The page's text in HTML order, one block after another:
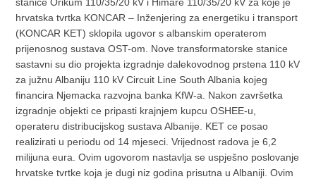
hrvatska tvrtka KONCAR – Inženjering za energetiku i transport
(KONCAR KET) sklopila ugovor s albanskim operaterom
prijenosnog sustava OST-om. Nove transformatorske stanice
sastavni su dio projekta izgradnje dalekovodnog prstena 110 kV
za južnu Albaniju 110 kV Circuit Line South Albania kojeg
financira Njemacka razvojna banka KfW-a. Nakon završetka
izgradnje objekti ce pripasti krajnjem kupcu OSHEE-u,
operateru distribucijskog sustava Albanije. KET ce posao
realizirati u periodu od 14 mjeseci. Vrijednost radova je 6,2
milijuna eura. Ovim ugovorom nastavlja se uspješno poslovanje
hrvatske tvrtke koja je dugi niz godina prisutna u Albaniji. Ovim